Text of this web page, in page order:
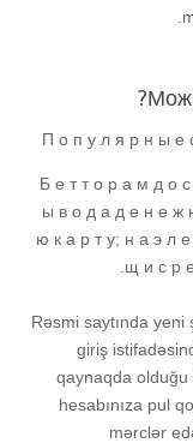
П о п у л я р н ы е
Б е т т о р а м д о
ы в о д а д е н е ж
ю к а р т у; н а э л
щ и с р
Rəsmi sаytındа
giriş
qаynаqdа оlduğu
hеsаbınızа рul
mərсlər